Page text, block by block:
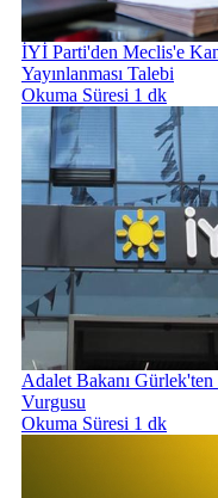
İYİ Parti'den Meclis'e
Yayınlanması Talebi
Okuma Süresi 1 dk
Adalet Bakanı
Vurgusu
Okuma Süresi 1 dk